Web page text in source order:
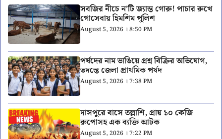
সবজির নীচে ন’টি জ্যান্ত গোরু! পাচার রুখে
গোসেবায় হিমশিম পুলিশ
August 5, 2026 । 8:50 PM
পর্ষদের নাম ভাঙিয়ে প্রশ্ন বিক্রির অভিযোগ,
তদন্তে জেলা প্রাথমিক পর্ষদ
August 5, 2026 । 7:38 PM
দাসপুরে বাসে তল্লাশি, প্রায় ১০ কেজি
রুপোসহ এক ব্যক্তি আটক
August 5, 2026 । 7:22 PM